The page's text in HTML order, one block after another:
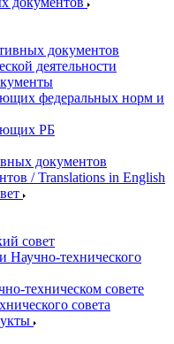
документов
деятельности
федеральных норм и
РБ
документов
/ Translations in English
совет
Научно-технического
техническом совете
совета